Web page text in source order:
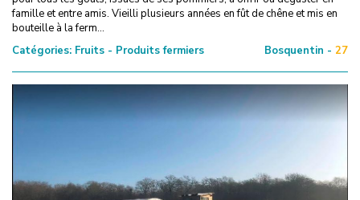
famille et entre amis. Vieilli plusieurs années en fût de chêne et mis en
bouteille à la ferm...
Catégories: Fruits - Produits fermiers Bosquentin - 27